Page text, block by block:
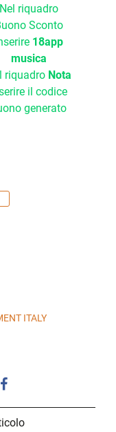
Nel riquadro
Sconto
18app
musica
riquadro Nota
il codice
generato
ITALY